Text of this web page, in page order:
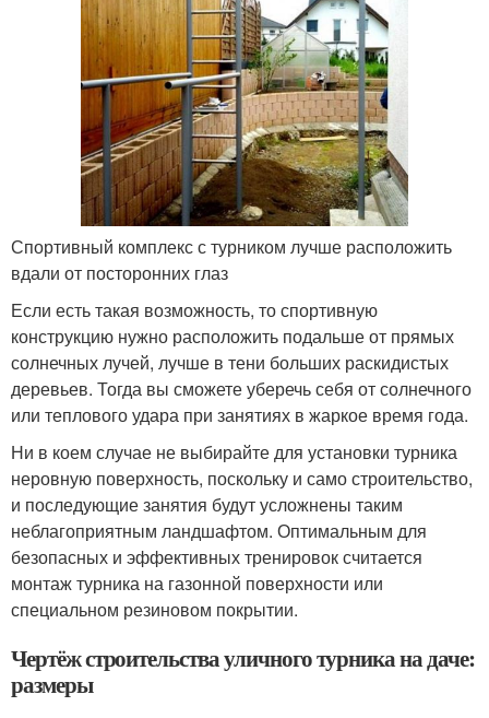
Спортивный комплекс с турником лучше расположить
вдали от посторонних глаз
Если есть такая возможность, то спортивную
конструкцию нужно расположить подальше от прямых
солнечных лучей, лучше в тени больших раскидистых
деревьев. Тогда вы сможете уберечь себя от солнечного
или теплового удара при занятиях в жаркое время года.
Ни в коем случае не выбирайте для установки турника
неровную поверхность, поскольку и само строительство,
и последующие занятия будут усложнены таким
неблагоприятным ландшафтом. Оптимальным для
безопасных и эффективных тренировок считается
монтаж турника на газонной поверхности или
специальном резиновом покрытии.
Чертёж строительства уличного турника на даче:
размеры